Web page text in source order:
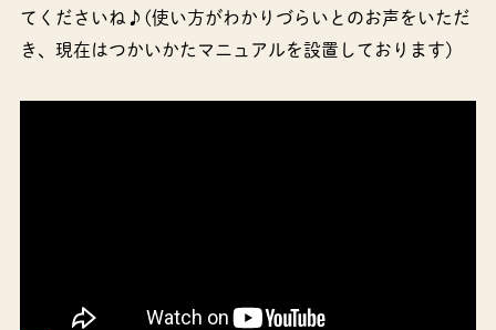
てくださいね♪(使い方がわかりづらいとのお声をいただ
き、現在はつかいかたマニュアルを設置しております)